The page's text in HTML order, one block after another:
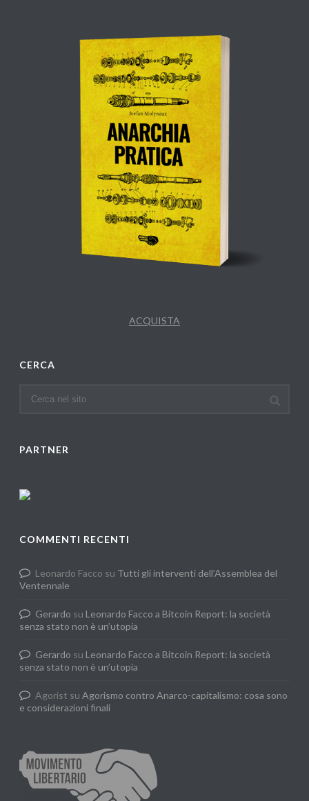
ACQUISTA
CERCA
PARTNER
COMMENTI RECENTI
Leonardo Facco su Tutti gli interventi dell’Assemblea del
Ventennale
Gerardo su Leonardo Facco a Bitcoin Report: la società
senza stato non è un’utopia
Gerardo su Leonardo Facco a Bitcoin Report: la società
senza stato non è un’utopia
Agorist suAgorismo contro Anarco-capitalismo: cosa sono
e considerazioni finali